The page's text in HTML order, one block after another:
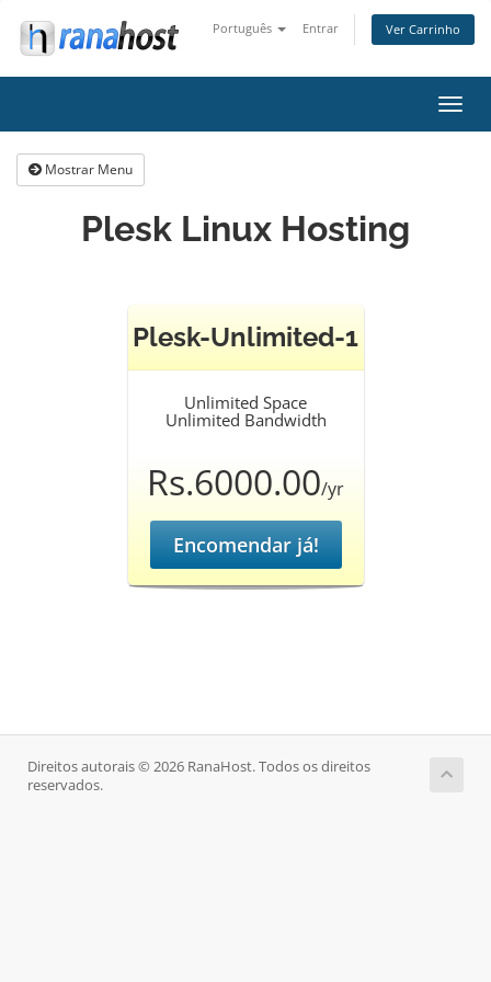
Português Entrar Ver Carrinho
Mostrar Menu
Plesk Linux Hosting
Plesk-Unlimited-1
Unlimited Space
Unlimited Bandwidth
Rs.6000.00/yr
Encomendar já!
Direitos autorais © 2026 RanaHost. Todos os direitos
reservados.